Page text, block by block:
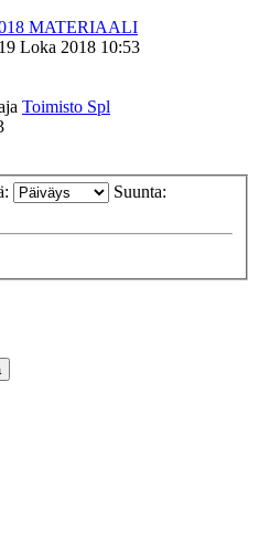
MATERIAALI
19 Loka 2018 10:53
Toimisto Spl
Suunta: